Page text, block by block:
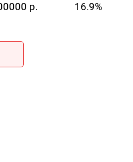
р. 16.9%